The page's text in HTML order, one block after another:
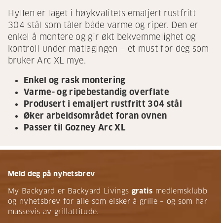
Hyllen er laget i høykvalitets emaljert rustfritt
304 stål som tåler både varme og riper. Den er
enkel å montere og gir økt bekvemmelighet og
kontroll under matlagingen – et must for deg som
bruker Arc XL mye.
Enkel og rask montering
Varme- og ripebestandig overflate
Produsert i emaljert rustfritt 304 stål
Øker arbeidsområdet foran ovnen
Passer til Gozney Arc XL
Meld deg på nyhetsbrev
My Backyard er Backyard Livings gratis medlemsklubb
og nyhetsbrev for alle som elsker å grille – og som har
massevis av grillattitude.